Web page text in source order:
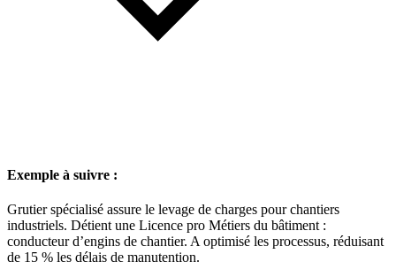
Exemple à suivre :
Grutier spécialisé assure le levage de charges pour chantiers
industriels. Détient une Licence pro Métiers du bâtiment :
conducteur d’engins de chantier. A optimisé les processus, réduisant
de 15 % les délais de manutention.